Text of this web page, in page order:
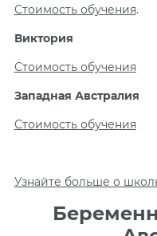
Стоимость обучения.
Виктория
Стоимость обучения
Западная Австралия
Стоимость обучения
Узнайте больше о